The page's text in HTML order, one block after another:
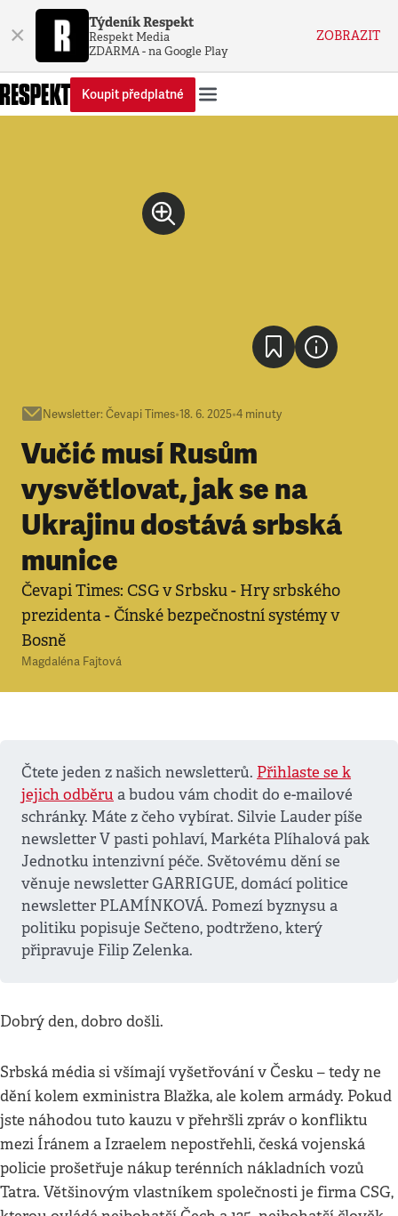
× Týdeník Respekt
Respekt Media
ZDARMA - na Google Play
ZOBRAZIT
Koupit předplatné
Newsletter: Čevapi Times•18. 6. 2025•4 minuty
Vučić musí Rusům
vysvětlovat, jak se na
Ukrajinu dostává srbská
munice
Čevapi Times: CSG v Srbsku - Hry srbského
prezidenta - Čínské bezpečnostní systémy v
Bosně
Magdaléna Fajtová
Čtete jeden z našich newsletterů. Přihlaste se k
jejich odběru a budou vám chodit do e-mailové
schránky. Máte z čeho vybírat. Silvie Lauder píše
newsletter V pasti pohlaví, Markéta Plíhalová pak
Jednotku intenzivní péče. Světovému dění se
věnuje newsletter GARRIGUE, domácí politice
newsletter PLAMÍNKOVÁ. Pomezí byznysu a
politiku popisuje Sečteno, podtrženo, který
připravuje Filip Zelenka.
Dobrý den, dobro došli.
Srbská média si všímají vyšetřování v Česku – tedy ne
dění kolem exministra Blažka, ale kolem armády. Pokud
jste náhodou tuto kauzu v přehršli zpráv o konfliktu
mezi Íránem a Izraelem nepostřehli, česká vojenská
policie prošetřuje nákup terénních nákladních vozů
Tatra. Většinovým vlastníkem společnosti je firma CSG,